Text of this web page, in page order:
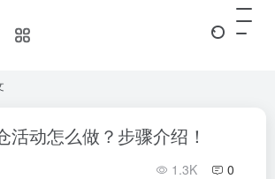
活动怎么做？步骤介绍！
1.3K 0